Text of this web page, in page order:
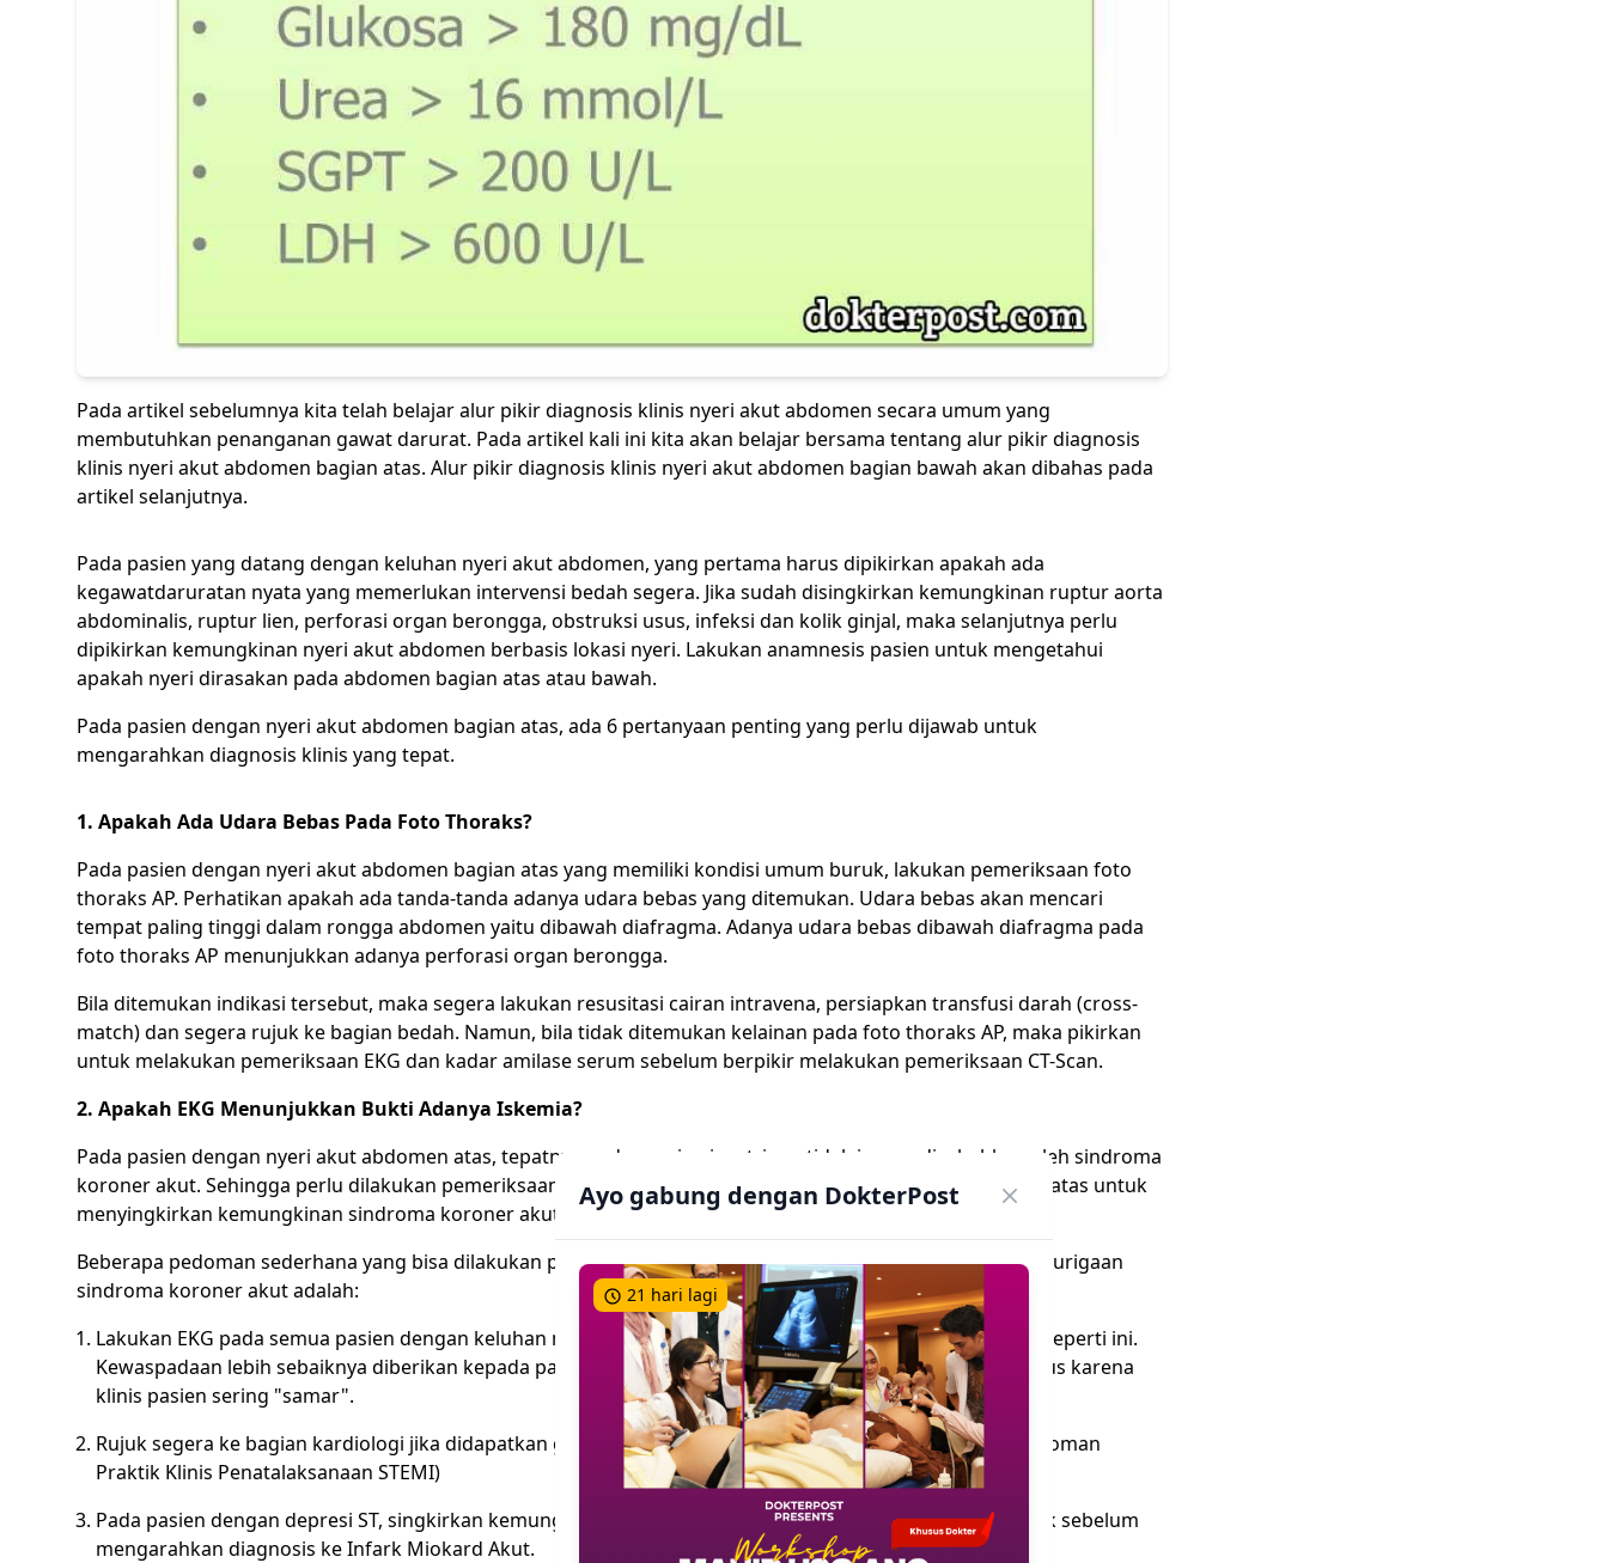
Pada artikel sebelumnya kita telah belajar alur pikir diagnosis klinis nyeri akut abdomen secara umum yang
membutuhkan penanganan gawat darurat. Pada artikel kali ini kita akan belajar bersama tentang alur pikir diagnosis
klinis nyeri akut abdomen bagian atas. Alur pikir diagnosis klinis nyeri akut abdomen bagian bawah akan dibahas pada
artikel selanjutnya.
Pada pasien yang datang dengan keluhan nyeri akut abdomen, yang pertama harus dipikirkan apakah ada
kegawatdaruratan nyata yang memerlukan intervensi bedah segera. Jika sudah disingkirkan kemungkinan ruptur aorta
abdominalis, ruptur lien, perforasi organ berongga, obstruksi usus, infeksi dan kolik ginjal, maka selanjutnya perlu
dipikirkan kemungkinan nyeri akut abdomen berbasis lokasi nyeri. Lakukan anamnesis pasien untuk mengetahui
apakah nyeri dirasakan pada abdomen bagian atas atau bawah.
Pada pasien dengan nyeri akut abdomen bagian atas, ada 6 pertanyaan penting yang perlu dijawab untuk
mengarahkan diagnosis klinis yang tepat.
1. Apakah Ada Udara Bebas Pada Foto Thoraks?
Pada pasien dengan nyeri akut abdomen bagian atas yang memiliki kondisi umum buruk, lakukan pemeriksaan foto
thoraks AP. Perhatikan apakah ada tanda-tanda adanya udara bebas yang ditemukan. Udara bebas akan mencari
tempat paling tinggi dalam rongga abdomen yaitu dibawah diafragma. Adanya udara bebas dibawah diafragma pada
foto thoraks AP menunjukkan adanya perforasi organ berongga.
Bila ditemukan indikasi tersebut, maka segera lakukan resusitasi cairan intravena, persiapkan transfusi darah (cross-
match) dan segera rujuk ke bagian bedah. Namun, bila tidak ditemukan kelainan pada foto thoraks AP, maka pikirkan
untuk melakukan pemeriksaan EKG dan kadar amilase serum sebelum berpikir melakukan pemeriksaan CT-Scan.
2. Apakah EKG Menunjukkan Bukti Adanya Iskemia?
Pada pasien dengan nyeri akut abdomen atas, tepatnya pada nyeri epigastrium, tidak jarang disebabkan oleh sindroma
koroner akut. Sehingga perlu dilakukan pemeriksaan EKG pada pasien dengan nyeri akut abdomen bagian atas untuk
menyingkirkan kemungkinan sindroma koroner akut.
Beberapa pedoman sederhana yang bisa dilakukan pada pasien nyeri akut abdomen bagian atas degan kecurigaan
sindroma koroner akut adalah:
Lakukan EKG pada semua pasien dengan keluhan nyeri epigastrium, jangan pernah meremehkan kasus seperti ini.
Kewaspadaan lebih sebaiknya diberikan kepada pasien usia tua dan/atau yang menderita diabetes mellitus karena
klinis pasien sering "samar".
Rujuk segera ke bagian kardiologi jika didapatkan gambaran ST Elevasi miokard infark (STEMI). (Ikuti
Pedoman
Praktik Klinis Penatalaksanaan STEMI)
Pada pasien dengan depresi ST, singkirkan kemungkinan diagnosis sepsis, hipoksia, perdarahan dan syok sebelum
mengarahkan diagnosis ke Infark Miokard Akut.
Ayo gabung dengan DokterPost
21 hari lagi